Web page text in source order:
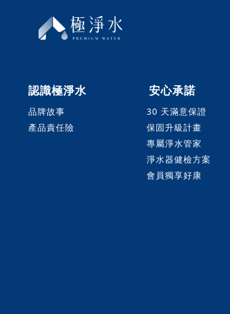
認識極淨水
品牌故事
產品責任險
安心承諾
30 天滿意保證
保固升級計畫
專屬淨水管家
淨水器健檢方案
會員獨享好康